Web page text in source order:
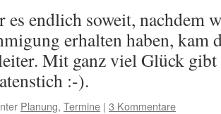
es endlich soweit, nachdem
erhalten haben, kam
Mit ganz viel Glück gibt
:-).
Planung, Termine | 3 Kommentare